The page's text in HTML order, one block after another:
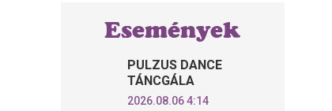
Események
PULZUS DANCE
TÁNCGÁLA
2026.08.06 4:14